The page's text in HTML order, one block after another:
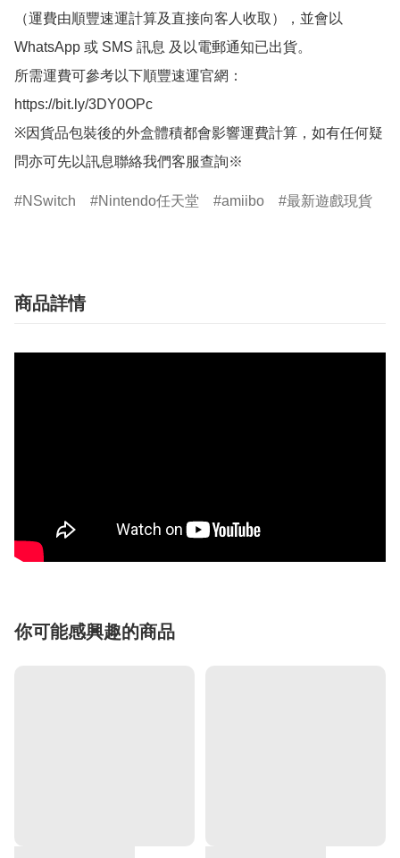
（運費由順豐速運計算及直接向客人收取），並會以
WhatsApp 或 SMS 訊息 及以電郵通知已出貨。
所需運費可參考以下順豐速運官網：
https://bit.ly/3DY0OPc
※因貨品包裝後的外盒體積都會影響運費計算，如有任何疑
問亦可先以訊息聯絡我們客服查詢※
NSwitch Nintendo任天堂 amiibo 最新遊戲現貨
商品詳情
你可能感興趣的商品